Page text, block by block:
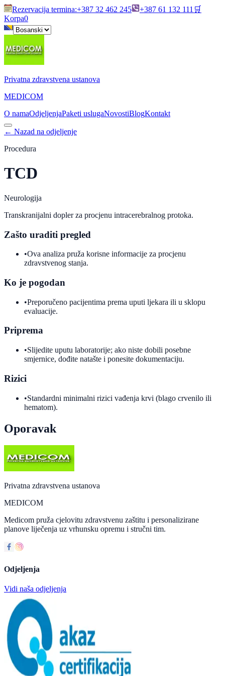
Rezervacija termina:+387 32 462 245 +387 61 132 111 🛒
Korpa0
Privatna zdravstvena ustanova
MEDICOM
O namaOdjeljenjaPaketi uslugaNovostiBlogKontakt
← Nazad na odjeljenje
Procedura
TCD
Neurologija
Transkranijalni dopler za procjenu intracerebralnog protoka.
Zašto uraditi pregled
•Ova analiza pruža korisne informacije za procjenu
zdravstvenog stanja.
Ko je pogodan
•Preporučeno pacijentima prema uputi ljekara ili u sklopu
evaluacije.
Priprema
•Slijedite uputu laboratorije; ako niste dobili posebne
smjernice, dođite natašte i ponesite dokumentaciju.
Rizici
•Standardni minimalni rizici vađenja krvi (blago crvenilo ili
hematom).
Oporavak
Privatna zdravstvena ustanova
MEDICOM
Medicom pruža cjelovitu zdravstvenu zaštitu i personalizirane
planove liječenja uz vrhunsku opremu i stručni tim.
Odjeljenja
Vidi naša odjeljenja